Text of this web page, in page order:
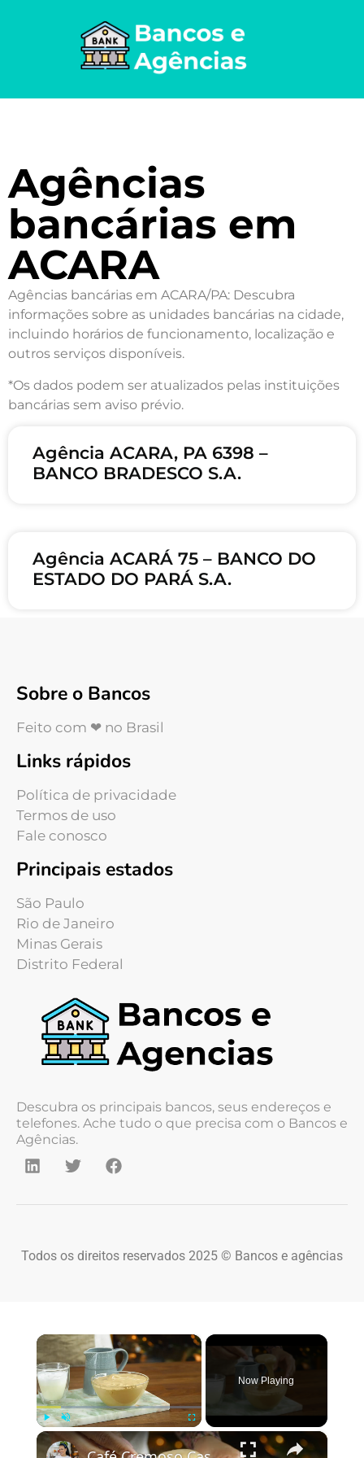
Agências
bancárias em
ACARA
Agências bancárias em ACARA/PA: Descubra
informações sobre as unidades bancárias na cidade,
incluindo horários de funcionamento, localização e
outros serviços disponíveis.
*Os dados podem ser atualizados pelas instituições
bancárias sem aviso prévio.
Agência ACARA, PA 6398 –
BANCO BRADESCO S.A.
Agência ACARÁ 75 – BANCO DO
ESTADO DO PARÁ S.A.
Sobre o Bancos
Feito com ❤ no Brasil
Links rápidos
Política de privacidade
Termos de uso
Fale conosco
Principais estados
São Paulo
Rio de Janeiro
Minas Gerais
Distrito Federal
Descubra os principais bancos, seus endereços e
telefones. Ache tudo o que precisa com o Bancos e
Agências.
Todos os direitos reservados 2025 © Bancos e agências
×
Play Unmute Fullscreen
Now Playing
×